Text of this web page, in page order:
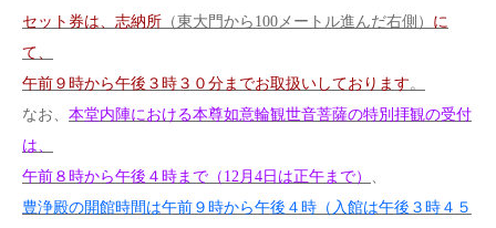
セット券は、志納所 （東大門から100メートル進んだ右側） に
て、
午前９時から午後３時３０分までお取扱いしております 。
なお、 本堂内陣における本尊如意輪観世音菩薩の特別拝観の受付
は、
午前８時から午後４時まで（12月4日は正午まで）
豊浄殿の開館時間は午前９時から午後４時（入館は午後３時４５